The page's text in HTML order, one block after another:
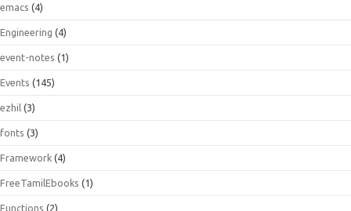
emacs (4)
Engineering (4)
event-notes (1)
Events (145)
ezhil (3)
fonts (3)
Framework (4)
FreeTamilEbooks (1)
Functions (2)